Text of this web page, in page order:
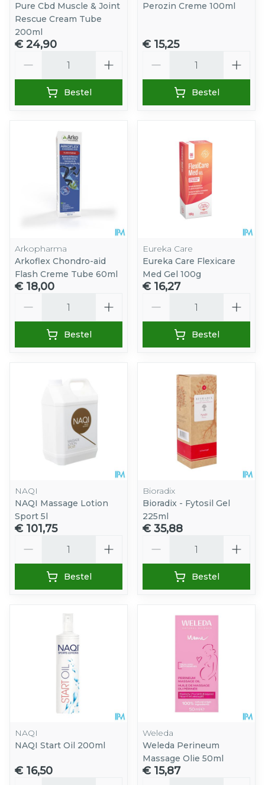
Pure Cbd Muscle & Joint
Rescue Cream Tube
200ml
€ 24,90
Bestel
Perozin Creme 100ml
€ 15,25
Bestel
Arkopharma
Arkoflex Chondro-aid
Flash Creme Tube 60ml
€ 18,00
Bestel
Eureka Care
Eureka Care Flexicare
Med Gel 100g
€ 16,27
Bestel
NAQI
NAQI Massage Lotion
Sport 5l
€ 101,75
Bestel
Bioradix
Bioradix - Fytosil Gel
225ml
€ 35,88
Bestel
NAQI
NAQI Start Oil 200ml
€ 16,50
Weleda
Weleda Perineum
Massage Olie 50ml
€ 15,87